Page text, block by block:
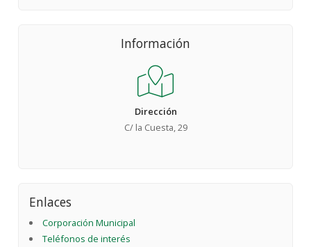
Información
Dirección
C/ la Cuesta, 29
Enlaces
Corporación Municipal
Teléfonos de interés